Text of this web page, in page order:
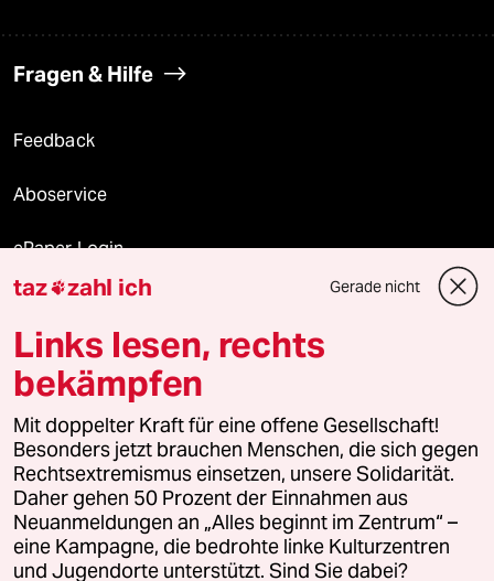
Fragen & Hilfe
Feedback
Aboservice
ePaper Login
Downloads für Abonnierende
© 2026 taz Verlags und Vertriebs GmbH
Alle Rechte vorbehalten. Bei rechtlichen Fragen oder für Genehmigungen
wenden Sie sich bitte an
lizenzen@taz.de
Feedback Redaktionsstatut Kommune-Richtlinien
Leitlinie Informant Datenschutz Impressum AGB
taz zahl ich Gerade nicht
Links lesen, rechts
bekämpfen
Mit doppelter Kraft für eine offene Gesellschaft!
Besonders jetzt brauchen Menschen, die sich gegen
Rechtsextremismus einsetzen, unsere Solidarität.
Daher gehen 50 Prozent der Einnahmen aus
Neuanmeldungen an „Alles beginnt im Zentrum“ –
eine Kampagne, die bedrohte linke Kulturzentren
und Jugendorte unterstützt. Sind Sie dabei?